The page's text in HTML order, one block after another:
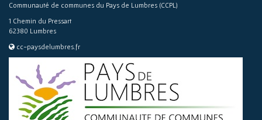
Communauté de communes du Pays de Lumbres (CCPL)
1 Chemin du Pressart
62380 Lumbres
cc-paysdelumbres.fr